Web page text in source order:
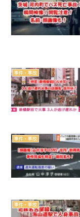
事件・事故
事件・事故
事件・事故